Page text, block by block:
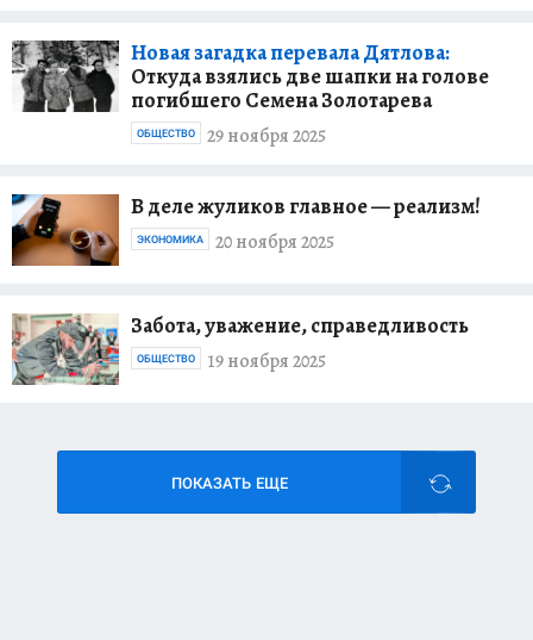
Новая загадка перевала Дятлова:
Откуда взялись две шапки на голове
погибшего Семена Золотарева
29 ноября 2025
ОБЩЕСТВО
В деле жуликов главное — реализм!
20 ноября 2025
ЭКОНОМИКА
Забота, уважение, справедливость
19 ноября 2025
ОБЩЕСТВО
ПОКАЗАТЬ ЕЩЕ